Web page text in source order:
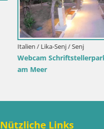
Kroatien / Split-Dalmatien / Bol
Webcam Bol Hafen &
Liveblick aus Bol auf der Insel
Nützliche Links